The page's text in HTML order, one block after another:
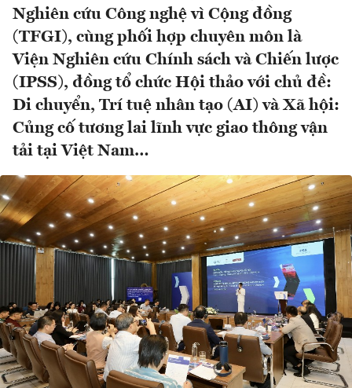
Nghiên cứu Công nghệ vì Cộng đồng
(TFGI), cùng phối hợp chuyên môn là
Viện Nghiên cứu Chính sách và Chiến lược
(IPSS), đồng tổ chức Hội thảo với chủ đề:
Di chuyển, Trí tuệ nhân tạo (AI) và Xã hội:
Củng cố tương lai lĩnh vực giao thông vận
tải tại Việt Nam…